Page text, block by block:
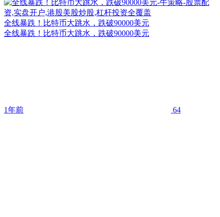
全线暴跌！比特币大跳水，跌破90000美元
全线暴跌！比特币大跳水，跌破90000美元
1年前 64